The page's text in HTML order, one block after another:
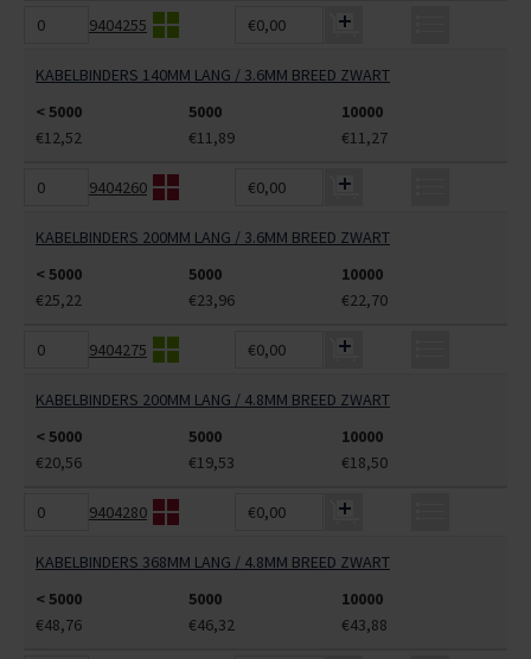
9404255 €0,00
KABELBINDERS 140MM LANG / 3.6MM BREED ZWART
< 5000
5000
10000
€12,52
€11,89 €11,27
9404260 €0,00
KABELBINDERS 200MM LANG / 3.6MM BREED ZWART
< 5000
5000
10000
€25,22
€23,96 €22,70
9404275 €0,00
KABELBINDERS 200MM LANG / 4.8MM BREED ZWART
< 5000
5000
10000
€20,56
€19,53 €18,50
9404280 €0,00
KABELBINDERS 368MM LANG / 4.8MM BREED ZWART
< 5000
5000
10000
€48,76
€46,32 €43,88